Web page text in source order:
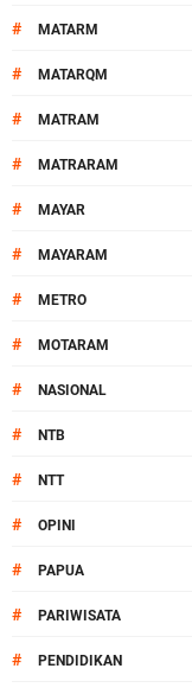
# MATARM
# MATARQM
# MATRAM
# MATRARAM
# MAYAR
# MAYARAM
# METRO
# MOTARAM
# NASIONAL
# NTB
# NTT
# OPINI
# PAPUA
# PARIWISATA
# PENDIDIKAN